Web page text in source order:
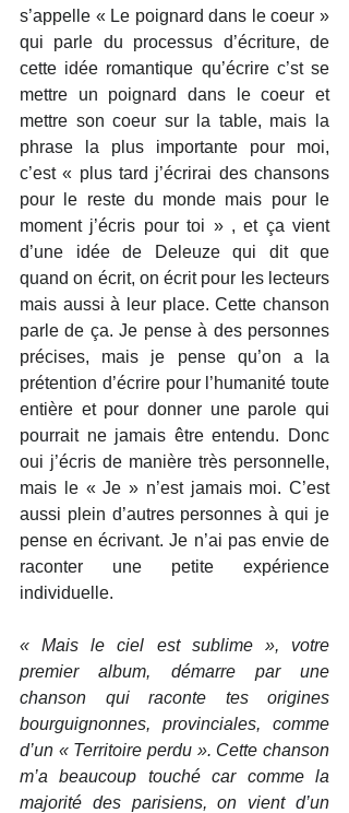
s’appelle « Le poignard dans le coeur »
qui parle du processus d’écriture, de
cette idée romantique qu’écrire c’st se
mettre un poignard dans le coeur et
mettre son coeur sur la table, mais la
phrase la plus importante pour moi,
c’est « plus tard j’écrirai des chansons
pour le reste du monde mais pour le
moment j’écris pour toi » , et ça vient
d’une idée de Deleuze qui dit que
quand on écrit, on écrit pour les lecteurs
mais aussi à leur place. Cette chanson
parle de ça. Je pense à des personnes
précises, mais je pense qu’on a la
prétention d’écrire pour l’humanité toute
entière et pour donner une parole qui
pourrait ne jamais être entendu. Donc
oui j’écris de manière très personnelle,
mais le « Je » n’est jamais moi. C’est
aussi plein d’autres personnes à qui je
pense en écrivant. Je n’ai pas envie de
raconter une petite expérience
individuelle.
« Mais le ciel est sublime », votre
premier album, démarre par une
chanson qui raconte tes origines
bourguignonnes, provinciales, comme
d’un « Territoire perdu ». Cette chanson
m’a beaucoup touché car comme la
majorité des parisiens, on vient d’un